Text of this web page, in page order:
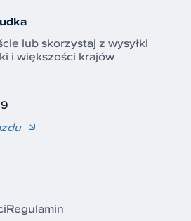
lub skorzystaj z wysyłki
i większości krajów
Regulamin